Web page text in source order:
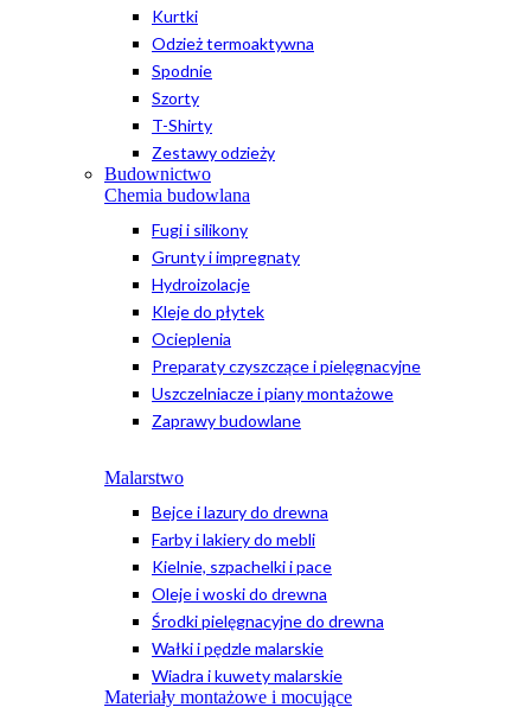
Kurtki
Odzież termoaktywna
Spodnie
Szorty
T-Shirty
Zestawy odzieży
Budownictwo
Chemia budowlana
Fugi i silikony
Grunty i impregnaty
Hydroizolacje
Kleje do płytek
Ocieplenia
Preparaty czyszczące i pielęgnacyjne
Uszczelniacze i piany montażowe
Zaprawy budowlane
Malarstwo
Bejce i lazury do drewna
Farby i lakiery do mebli
Kielnie, szpachelki i pace
Oleje i woski do drewna
Środki pielęgnacyjne do drewna
Wałki i pędzle malarskie
Wiadra i kuwety malarskie
Materiały montażowe i mocujące